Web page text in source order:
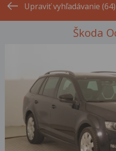
Upraviť vyhľadávanie (64)
Škoda